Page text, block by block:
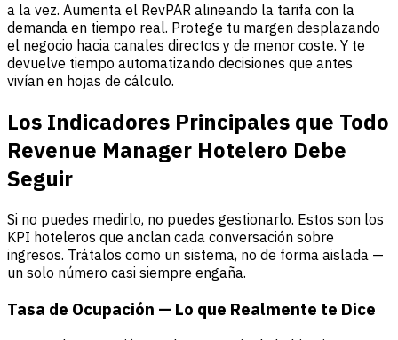
a la vez. Aumenta el RevPAR alineando la tarifa con la
demanda en tiempo real. Protege tu margen desplazando
el negocio hacia canales directos y de menor coste. Y te
devuelve tiempo automatizando decisiones que antes
vivían en hojas de cálculo.
Los Indicadores Principales que Todo
Revenue Manager Hotelero Debe
Seguir
Si no puedes medirlo, no puedes gestionarlo. Estos son los
KPI hoteleros que anclan cada conversación sobre
ingresos. Trátalos como un sistema, no de forma aislada —
un solo número casi siempre engaña.
Tasa de Ocupación — Lo que Realmente te Dice